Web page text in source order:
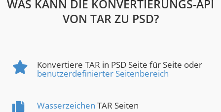
WAS KANN DIE KONVERTIERUNGS-API
VON TAR ZU PSD?
Konvertiere TAR in PSD Seite für Seite oder
benutzerdefinierter Seitenbereich
Wasserzeichen TAR Seiten